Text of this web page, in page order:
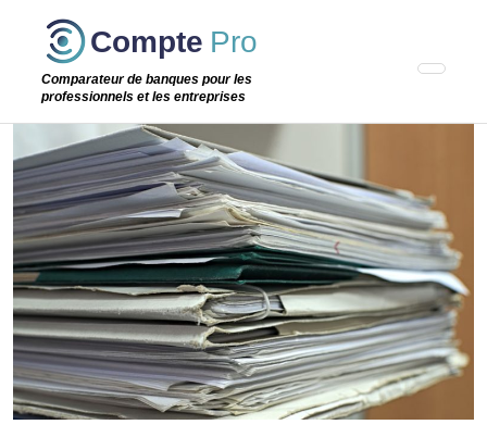
Passer
étape
Compte Pro
Comparateur de banques pour les
professionnels et les entreprises